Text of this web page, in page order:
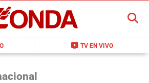
live_tv TV EN VIVO
BUSCAR